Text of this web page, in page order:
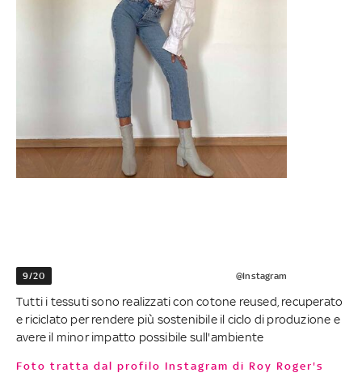
9/20 @Instagram
Tutti i tessuti sono realizzati con cotone reused, recuperato
e riciclato per rendere più sostenibile il ciclo di produzione e
avere il minor impatto possibile sull'ambiente
Foto tratta dal profilo Instagram di Roy Roger's